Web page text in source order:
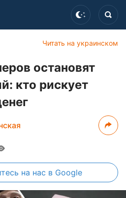
Читать на украинском
остановят
кто рискует
на нас в Google